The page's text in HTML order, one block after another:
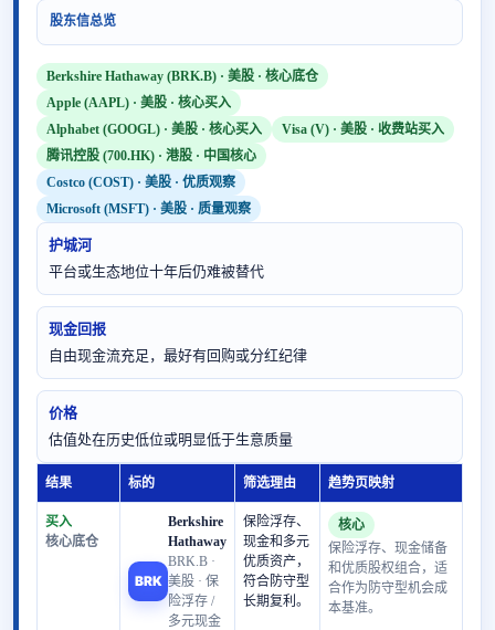
股东信总览
Berkshire Hathaway (BRK.B) · 美股 · 核心底仓
Apple (AAPL) · 美股 · 核心买入
Alphabet (GOOGL) · 美股 · 核心买入
Visa (V) · 美股 · 收费站买入
腾讯控股 (700.HK) · 港股 · 中国核心
Costco (COST) · 美股 · 优质观察
Microsoft (MSFT) · 美股 · 质量观察
护城河
平台或生态地位十年后仍难被替代
现金回报
自由现金流充足，最好有回购或分红纪律
价格
估值处在历史低位或明显低于生意质量
结果 标的 筛选理由 趋势页映射
买入
核心底仓
BRK
Berkshire
Hathaway
BRK.B ·
美股 · 保
险浮存 /
多元现金
保险浮存、
现金和多元
优质资产，
符合防守型
长期复利。
核心
保险浮存、现金储备
和优质股权组合，适
合作为防守型机会成
本基准。